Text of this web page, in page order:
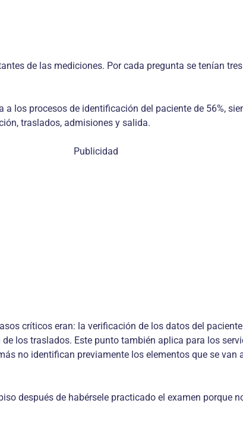
de las mediciones. Por cada pregunta se tenían
los procesos de identificación del paciente de 56%,
traslados, admisiones y salida.
Publicidad
críticos eran: la verificación de los datos del
los traslados. Este punto también aplica para los
no identifican previamente los elementos que se van
después de habérsele practicado el examen porque